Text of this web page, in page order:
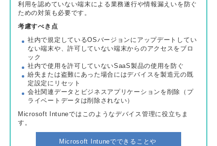
利用を認めていない端末による業務遂行や情報漏えいを防ぐ
ための対策も必要です。
考慮すべき点
社内で規定しているOSバージョンにアップデートしてい
ない端末や、許可していない端末からのアクセスをブロ
ック
社内で使用を許可していないSaaS製品の使用を防ぐ
紛失または盗難にあった場合にはデバイスを製造元の既
定設定にリセット
会社関連データとビジネスアプリケーションを削除（プ
ライベートデータは削除されない）
Microsoft Intuneではこのようなデバイス管理に役立ちま
す。
Microsoft Intuneでできることや